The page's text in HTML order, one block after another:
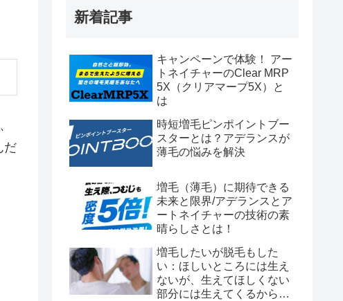
だ
新着記事
キャンペーンで体験！ アー
トネイチャーのClear MRP
5X（クリアマープ5X）と
は
時短増毛ピンポイントブー
スターとは？アデランスが
薄毛の悩みを解決
増毛（薄毛）に期待できる
未来と限界/アデランスとア
ートネイチャーの技術の素
晴らしさとは！
増毛したいが脱毛もした
い：ほしいところには生え
ないが、生えてほしくない
部分には生えてくるから脱